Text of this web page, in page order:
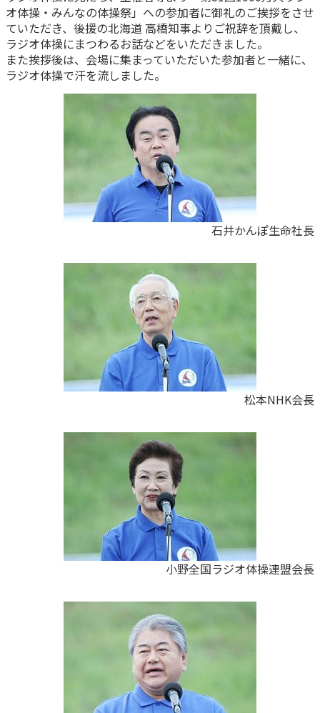
オ体操・みんなの体操祭」への参加者に御礼のご挨拶をさせ
ていただき、後援の北海道 高橋知事よりご祝辞を頂戴し、
ラジオ体操にまつわるお話などをいただきました。
また挨拶後は、会場に集まっていただいた参加者と一緒に、
ラジオ体操で汗を流しました。
石井かんぽ生命社長
松本NHK会長
小野全国ラジオ体操連盟会長